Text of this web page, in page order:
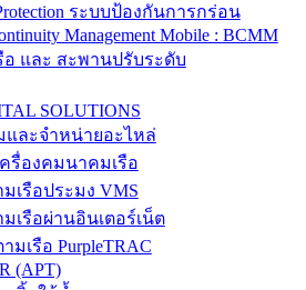
ระบบป้องกันการกร่อน
Management Mobile : BCMM
อ และ สะพานปรับระดับ
SOLUTIONS
และจำหน่ายอะไหล่
รื่องคมนาคมเรือ
เรือประมง VMS
เรือผ่านอินเตอร์เน็ต
มเรือ PurpleTRAC
(APT)